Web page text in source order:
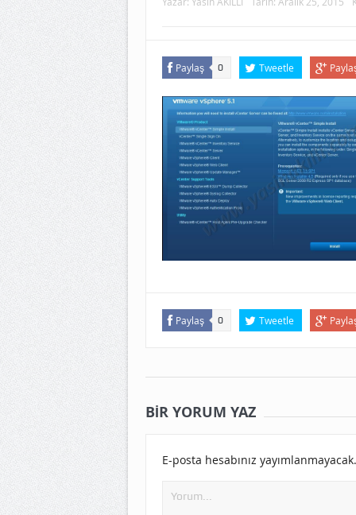
Paylaş 0 Tweetle
Paylaş 0 Tweetle
BIR YORUM YAZ
E-posta hesabınız yayımlanmayacak.